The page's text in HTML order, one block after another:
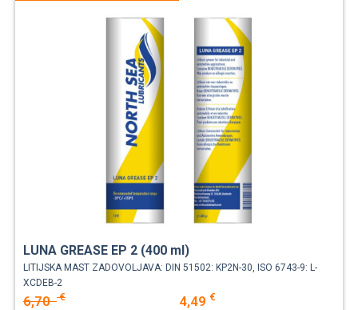
LUNA GREASE EP 2 (400 ml)
LITIJSKA MAST ZADOVOLJAVA: DIN 51502: KP2N-30, ISO 6743-9: L-
XCDEB-2
6,70€ 4,49 €